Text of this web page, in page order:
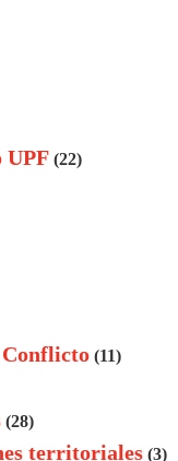
UPF (22)
(11)
(28)
territoriales (3)